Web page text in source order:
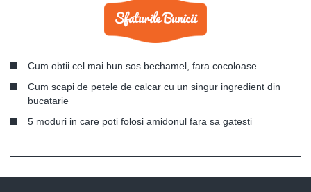
Cum obtii cel mai bun sos bechamel, fara cocoloase
Cum scapi de petele de calcar cu un singur ingredient din
bucatarie
5 moduri in care poti folosi amidonul fara sa gatesti